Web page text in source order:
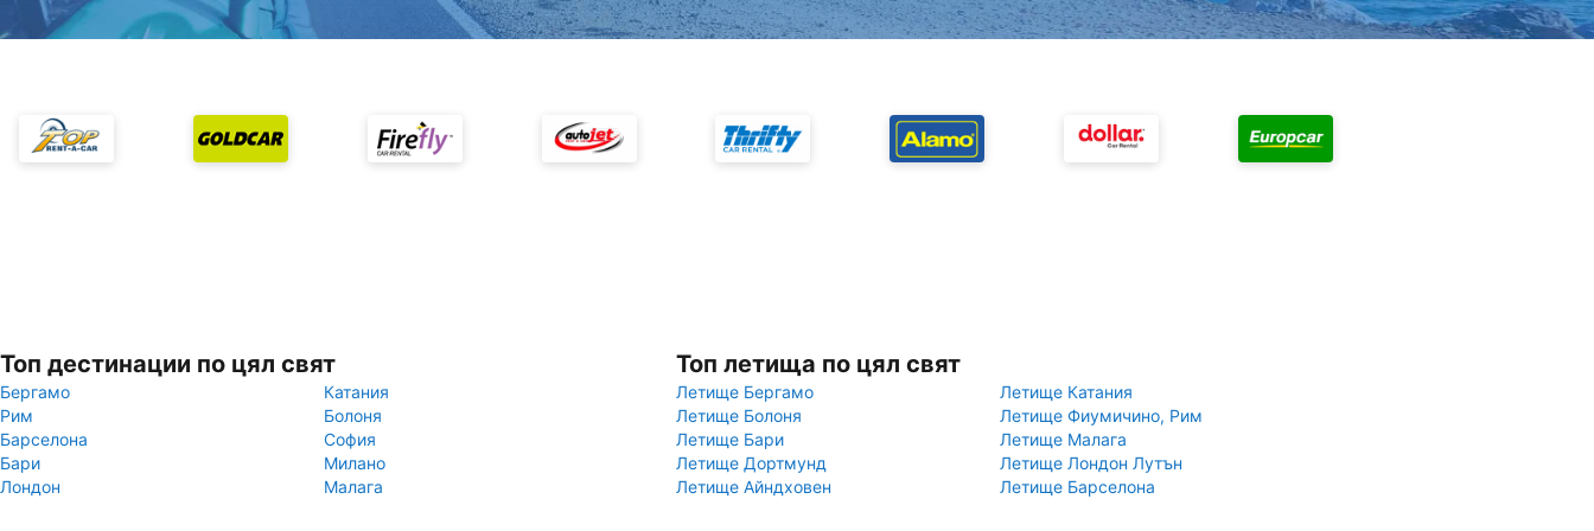
Топ дестинации по цял свят
Бергамо
Катания
Рим
Болоня
Барселона
София
Бари
Милано
Лондон
Малага
Топ летища по цял свят
Летище Бергамо
Летище Катания
Летище Болоня
Летище Фиумичино, Рим
Летище Бари
Летище Малага
Летище Дортмунд
Летище Лондон Лутън
Летище Айндховен
Летище Барселона